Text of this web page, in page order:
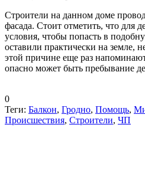
Строители на данном доме
фасада. Стоит отметить, что для
условия, чтобы попасть в
оставили практически на земле,
этой причине еще раз
опасно может быть пребывание
0
Теги: Балкон, Гродно, Помощь,
Происшествия, Строители, ЧП